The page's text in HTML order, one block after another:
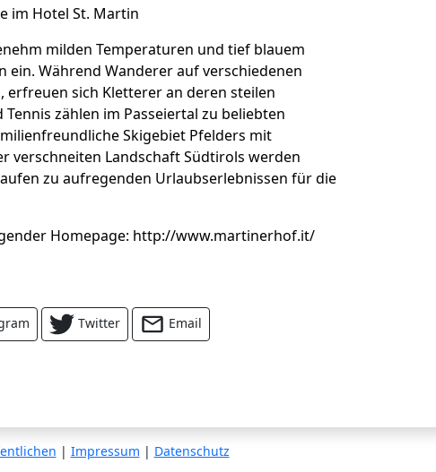
im Hotel St. Martin
milden Temperaturen und tief blauem
Während Wanderer auf verschiedenen
erfreuen sich Kletterer an deren steilen
zählen im Passeiertal zu beliebten
Skigebiet Pfelders mit
verschneiten Landschaft Südtirols werden
zu aufregenden Urlaubserlebnissen für die
Homepage: http://www.martinerhof.it/
Twitter Email
| Impressum | Datenschutz